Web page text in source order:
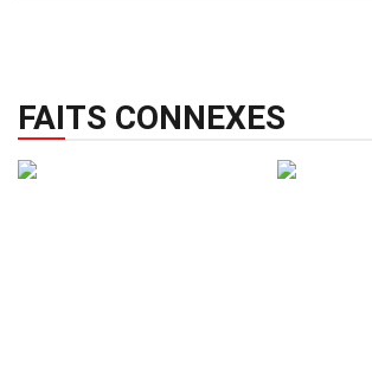
FAITS CONNEXES